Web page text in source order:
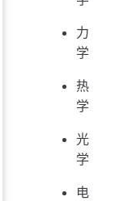
力
学
热
学
光
学
电